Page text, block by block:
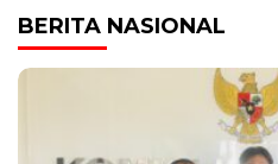
BERITA NASIONAL